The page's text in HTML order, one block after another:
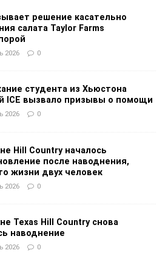
решение касательно
салата Taylor Farms
2026 0
студента из Хьюстона
ICE вызвало призывы о помощи
2026 0
Hill Country началось
после наводнения,
жизни двух человек
2026 0
Texas Hill Country снова
наводнение
2026 0